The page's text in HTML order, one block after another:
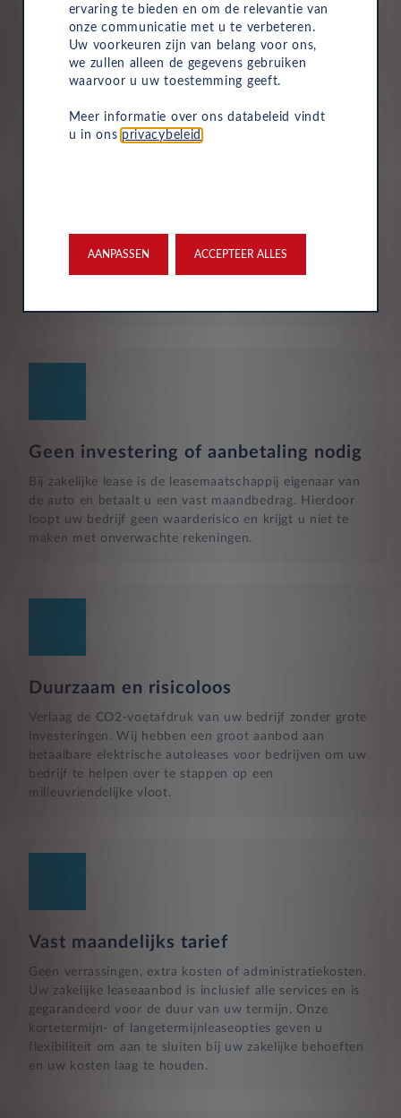
maandelijkse kosten van uw zakelijke autolease.
Hierdoor wordt het eenvoudig om de voertuigen van
uw bedrijf te beheren.
verzekering. De maandelijkse kosten omvatten een
Geen investering of aanbetaling nodig
Bij zakelijke lease is de leasemaatschappij eigenaar van
de auto en betaalt u een vast maandbedrag. Hierdoor
loopt uw bedrijf geen waarderisico en krijgt u niet te
maken met onverwachte rekeningen.
Duurzaam en risicoloos
Verlaag de CO2-voetafdruk van uw bedrijf zonder grote
investeringen. Wij hebben een groot aanbod aan
betaalbare elektrische autoleases voor bedrijven om uw
bedrijf te helpen over te stappen op een
milieuvriendelijke vloot.
Vast maandelijks tarief
Geen verrassingen, extra kosten of administratiekosten.
Uw zakelijke leaseaanbod is inclusief alle services en is
gegarandeerd voor de duur van uw termijn. Onze
kortetermijn- of langetermijnleaseopties geven u
flexibiliteit om aan te sluiten bij uw zakelijke behoeften
en uw kosten laag te houden.
ervaring te bieden en om de relevantie van
onze communicatie met u te verbeteren.
Uw voorkeuren zijn van belang voor ons,
we zullen alleen de gegevens gebruiken
waarvoor u uw toestemming geeft.
Meer informatie over ons databeleid vindt
u in ons privacybeleid
AANPASSEN ACCEPTEER ALLES